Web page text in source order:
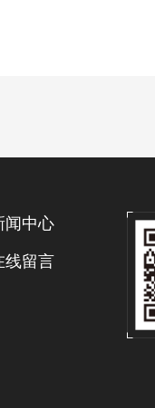
闻中心
线留言